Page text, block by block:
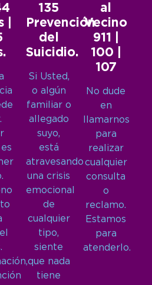
|
135
Prevención
del
Suicidio.
Si Usted,
o algún
familiar o
allegado
suyo,
está
atravesando
una crisis
emocional
de
cualquier
tipo,
siente
que nada
tiene
al
Vecino
911 |
100 |
107
No dude
en
llamarnos
para
realizar
cualquier
consulta
o
reclamo.
Estamos
para
atenderlo.